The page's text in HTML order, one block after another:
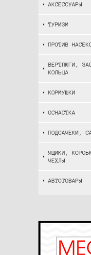
АКСЕССУАРЫ
ТУРИЗМ
ПРОТИВ
ВЕРТЛЮГИ,
КОЛЬЦА
КОРМУШКИ
ОСНАСТКА
ПОДСАЧЕКИ,
ЯЩИКИ,
ЧЕХЛЫ
АВТОТОВАРЫ